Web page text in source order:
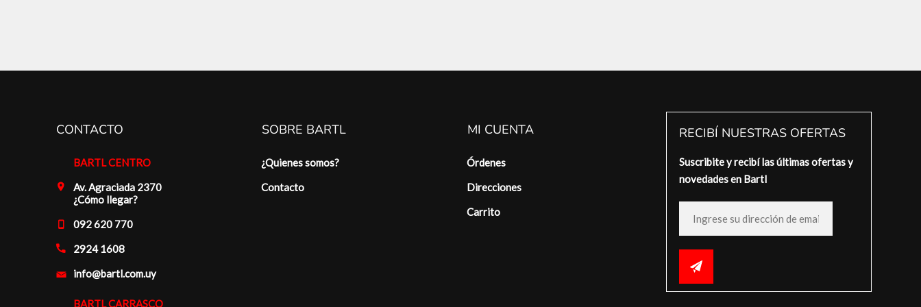
CONTACTO
BARTL CENTRO
Av. Agraciada 2370
¿Cómo llegar?
092 620 770
2924 1608
info@bartl.com.uy
BARTL CARRASCO
SOBRE BARTL
¿Quienes somos?
Contacto
MI CUENTA
Órdenes
Direcciones
Carrito
RECIBÍ NUESTRAS OFERTAS
Suscribite y recibí las últimas ofertas y
novedades en Bartl